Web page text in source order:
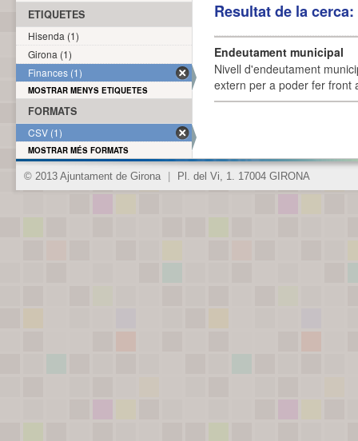
Resultat de la
Endeutament municipal
Nivell d'endeutament
extern per a poder fer front
ETIQUETES
Hisenda (1)
Girona (1)
Finances (1)
MOSTRAR MENYS ETIQUETES
FORMATS
CSV (1)
MOSTRAR MÉS FORMATS
© 2013 Ajuntament de Girona Pl. del Vi, 1. 17004 GIRONA